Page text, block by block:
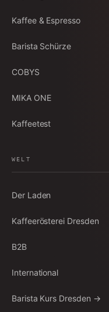
Kaffee & Espresso
Barista Schürze
COBYS
MIKA ONE
Kaffeetest
WELT
Der Laden
Kaffeerösterei Dresden
B2B
International
Barista Kurs Dresden →